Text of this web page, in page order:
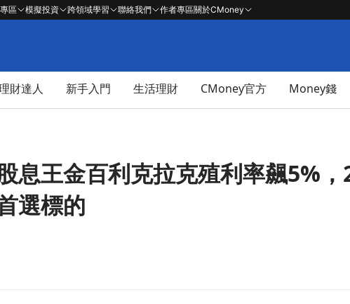
區 模擬投資 跨領域學習 聯絡我們 作者專區關於CMoney
財達人 新手入門 生活理財 CMoney官方 Money錢
息王金百利克拉克殖利率飆5%
選標的